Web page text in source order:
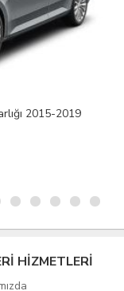
2015-2019
HİZMETLERİ